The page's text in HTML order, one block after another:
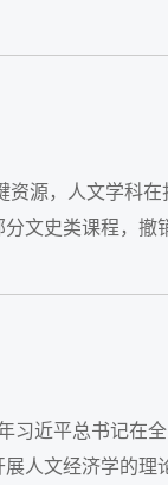
源，人文学科
文史类课程，
近平总书记在
人文经济学的